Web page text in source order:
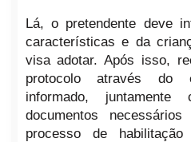
Lá, o pretendente deve
características e da
visa adotar. Após isso,
protocolo através do
informado,
documentos
processo de